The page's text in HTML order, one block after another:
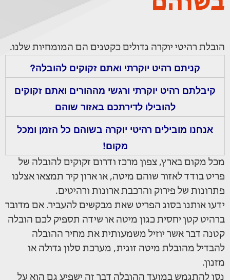
הובלת רהיטי יוקרה גדולים כקטנים הם המומחיות שלנו.
קניתם רהיט יוקרתי ואתם זקוקים להובלה?
קיבלתם רהיט יוקרתי ורגשי מההורים ואתם זקוקים
להובילו לדירתכם באזור שוהם
אנחנו מובילים רהיטי יוקרה בשוהם כל הזמן ומכל
מקום!
מכל מקום בארץ, צפון מרכז ודרום זקוקים להובלה של
פריט בודד לאזור שוהם מיטה, או ארון קיר תמצאו אצלנו
פתרונות של פירוק והרכבת ארונות ורהיטים.
ידעו אותנו בסוג הפריט שאת מבקשים להעביר. אם מדובר
ברהיט קטן יחסית כגון מיטה או שידה תספיק לכם הובלה
קטנה דבר אשר יוזיל משמעותית את מחיר ההובלה
להבדיל מהובלת מיטה זוגית, מערכת סלון גדולה או
מזנון.
נסו להתגמש במועד ההובלה דבר זה ישפיע גם הוא על